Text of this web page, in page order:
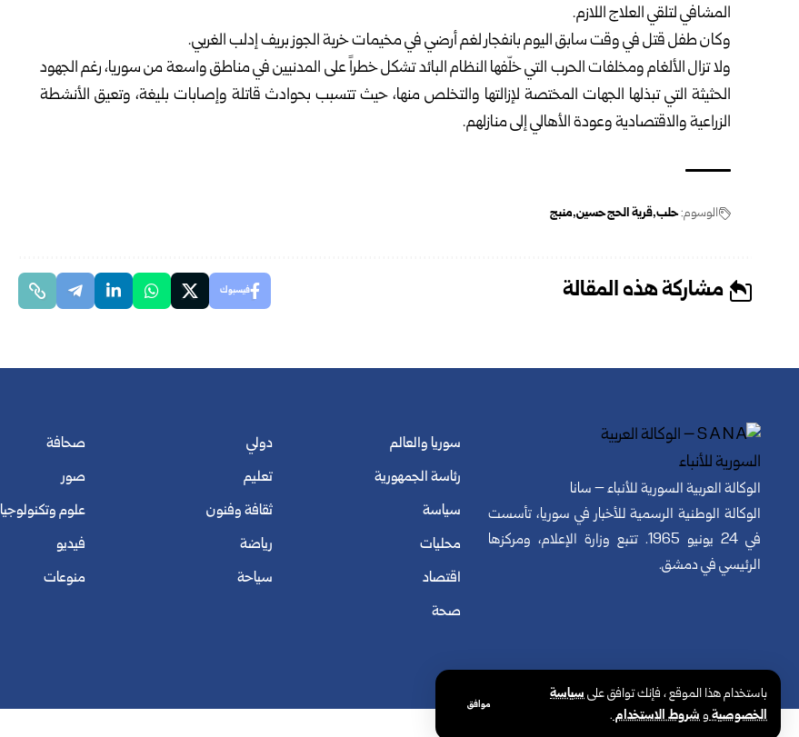
باستخدام هذا الموقع ، فإنك توافق علىسياسة
الخصوصيةوشروط الاستخدام.
موافق
المشافي لتلقي العلاج اللازم.
وكان طفل قتل في وقت سابق اليوم بانفجار لغم أرضي في مخيمات خربة الجوز بريف إدلب الغربي.
ولا تزال الألغام ومخلفات الحرب التي خلّفها النظام البائد تشكل خطراً على المدنيين في مناطق واسعة من سوريا، رغم الجهود
الحثيثة التي تبذلها الجهات المختصة لإزالتها والتخلص منها، حيث تتسبب بحوادث قاتلة وإصابات بليغة، وتعيق الأنشطة
الزراعية والاقتصادية وعودة الأهالي إلى منازلهم.
الوسوم:حلب قرية الحج حسين منبج
مشاركة هذه المقالة فيسبوك
الوكالة العربية السورية للأنباء – سانا
الوكالة الوطنية الرسمية للأخبار في سوريا، تأسست
في 24 يونيو 1965. تتبع وزارة الإعلام، ومركزها
الرئيسي في دمشق.
سوريا والعالم
رئاسة الجمهورية
سياسة
محليات
اقتصاد
صحة
دولي
تعليم
ثقافة وفنون
رياضة
سياحة
صحافة
صور
علوم وتكنولوجيا
فيديو
منوعات
© الوكالة العربية السورية للأنباء. كافة الحقوق محفوظة.